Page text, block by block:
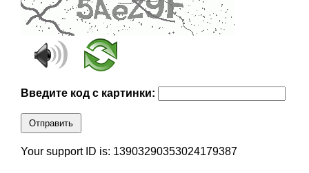
Введите код с картинки:
Отправить
Your support ID is: 13903290353024179387